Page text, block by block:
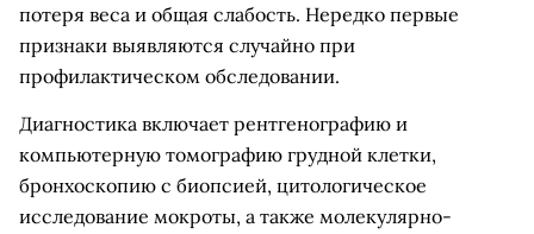
потеря веса и общая слабость. Нередко первые
признаки выявляются случайно при
профилактическом обследовании.
Диагностика включает рентгенографию и
компьютерную томографию грудной клетки,
бронхоскопию с биопсией, цитологическое
исследование мокроты, а также молекулярно-